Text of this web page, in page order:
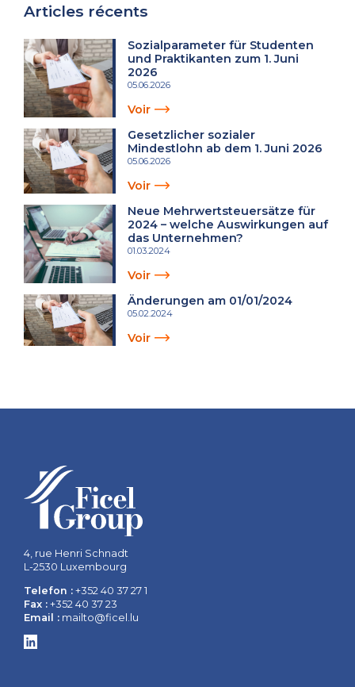
Articles récents
Sozialparameter für Studenten
und Praktikanten zum 1. Juni
2026
05.06.2026
Voir
Gesetzlicher sozialer
Mindestlohn ab dem 1. Juni 2026
05.06.2026
Voir
Neue Mehrwertsteuersätze für
2024 – welche Auswirkungen auf
das Unternehmen?
01.03.2024
Voir
Änderungen am 01/01/2024
05.02.2024
Voir
4, rue Henri Schnadt
L-2530 Luxembourg
Telefon : +352 40 37 27 1
Fax :+352 40 37 23
Email : mailto@ficel.lu